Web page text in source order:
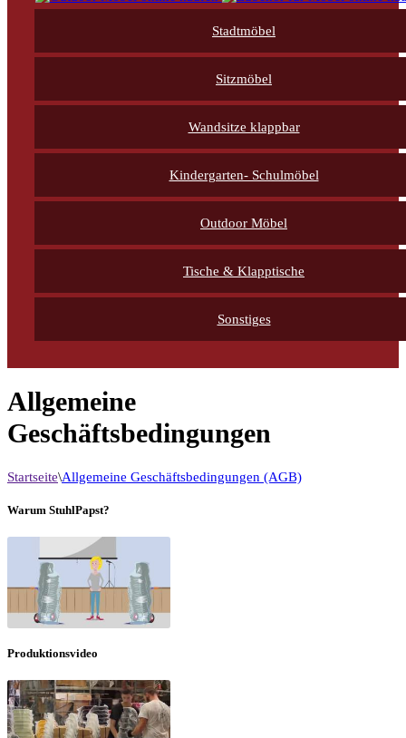
Stadtmöbel
Sitzmöbel
Wandsitze klappbar
Kindergarten- Schulmöbel
Outdoor Möbel
Tische & Klapptische
Sonstiges
Allgemeine
Geschäftsbedingungen
Startseite\Allgemeine Geschäftsbedingungen (AGB)
Warum StuhlPapst?
Produktionsvideo